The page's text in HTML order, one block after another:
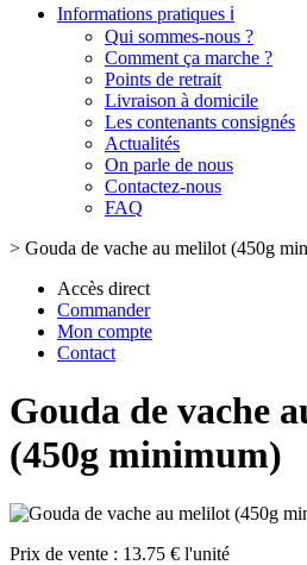
Informations pratiques ℹ️
Qui sommes-nous ?
Comment ça marche ?
Points de retrait
Livraison à domicile
Les contenants consignés
Actualités
On parle de nous
Contactez-nous
FAQ
> Gouda de vache au melilot (450g
Accès direct
Commander
Mon compte
Contact
Gouda de vache
(450g minimum)
Prix de vente : 13.75 € l'unité